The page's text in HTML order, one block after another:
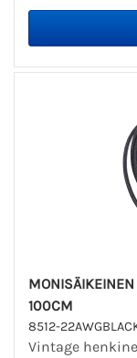
MONISÄIKEINEN
100CM
8512-
Vintage